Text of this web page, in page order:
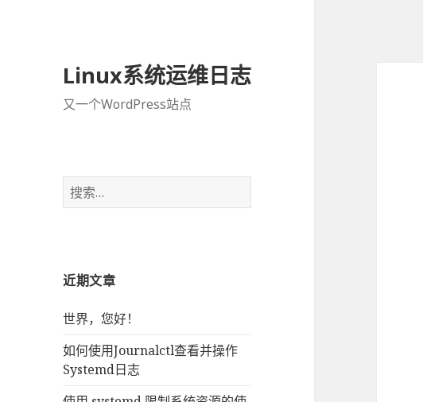
Linux系统运维日志
又一个WordPress站点
搜
索
近期文章
世界，您好！
如何使用Journalctl查看并操作
Systemd日志